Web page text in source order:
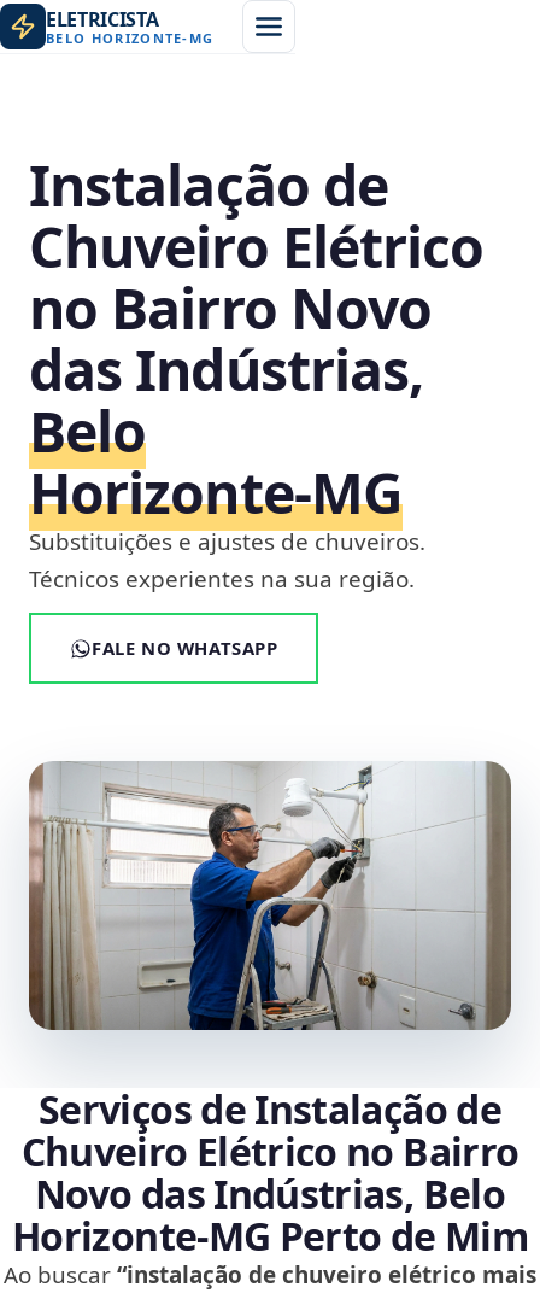
ELETRICISTA
BELO HORIZONTE- MG
Instalação de
Chuveiro Elétrico
no Bairro Novo
das Indústrias,
Belo
Horizonte‑MG
Substituições e ajustes de chuveiros.
Técnicos experientes na sua região.
FALE NO WHATSAPP
Serviços de Instalação de
Chuveiro Elétrico no Bairro
Novo das Indústrias, Belo
Horizonte‑MG Perto de Mim
Ao buscar“instalação de chuveiro elétrico mais